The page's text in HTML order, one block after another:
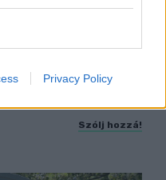
Privacy Policy
Szólj hozzá!